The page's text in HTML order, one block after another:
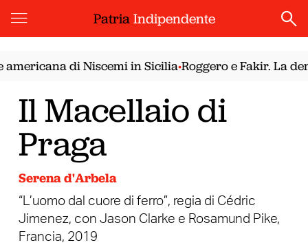
PatriaIndipendente
di Niscemi in Sicilia•Roggero e Fakir. La
Il Macellaio di
Praga
Serena d'Arbela
“L’uomo dal cuore di ferro”, regia di Cédric
Jimenez, con Jason Clarke e Rosamund Pike,
Francia, 2019